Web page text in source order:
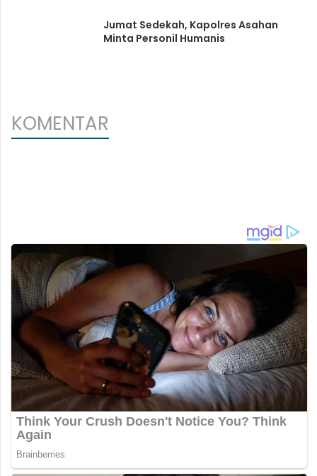
Jumat Sedekah, Kapolres Asahan
Minta Personil Humanis
KOMENTAR